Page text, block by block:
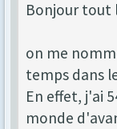
Bonjour tout
on me
temps dans
En effet, j'ai
monde